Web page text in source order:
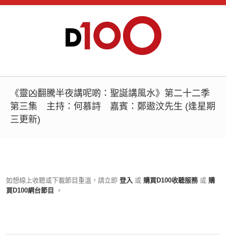
《靈凶翻騰半夜講呢啲：聖誕講風水》第二十二季
第三集 主持：何慕詩 嘉賓：鄭遨汶先生 (逢星期
三更新)
如想線上收聽或下載節目重溫，請立即 登入 或 購買D100收聽服務 或 購
買D100網台節目
。